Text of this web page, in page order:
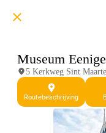
Museum
5 Kerkweg Sint
Routebeschrijving